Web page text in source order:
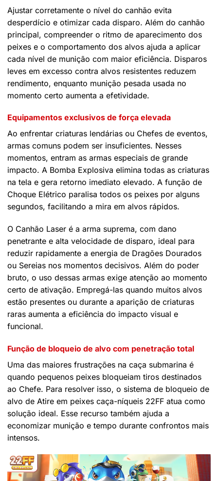
Ajustar corretamente o nível do canhão evita
desperdício e otimizar cada disparo. Além do canhão
principal, compreender o ritmo de aparecimento dos
peixes e o comportamento dos alvos ajuda a aplicar
cada nível de munição com maior eficiência. Disparos
leves em excesso contra alvos resistentes reduzem
rendimento, enquanto munição pesada usada no
momento certo aumenta a efetividade.
Equipamentos exclusivos de força elevada
Ao enfrentar criaturas lendárias ou Chefes de eventos,
armas comuns podem ser insuficientes. Nesses
momentos, entram as armas especiais de grande
impacto. A Bomba Explosiva elimina todas as criaturas
na tela e gera retorno imediato elevado. A função de
Choque Elétrico paralisa todos os peixes por alguns
segundos, facilitando a mira em alvos rápidos.
O Canhão Laser é a arma suprema, com dano
penetrante e alta velocidade de disparo, ideal para
reduzir rapidamente a energia de Dragões Dourados
ou Sereias nos momentos decisivos. Além do poder
bruto, o uso dessas armas exige atenção ao momento
certo de ativação. Empregá-las quando muitos alvos
estão presentes ou durante a aparição de criaturas
raras aumenta a eficiência do impacto visual e
funcional.
Função de bloqueio de alvo com penetração total
Uma das maiores frustrações na caça submarina é
quando pequenos peixes bloqueiam tiros destinados
ao Chefe. Para resolver isso, o sistema de bloqueio de
alvo de Atire em peixes caça-níqueis 22FF atua como
solução ideal. Esse recurso também ajuda a
economizar munição e tempo durante confrontos mais
intensos.